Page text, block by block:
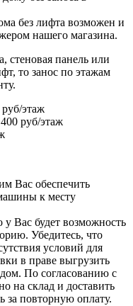
без лифта возможен и
нашего магазина.
стеновая панель или
то занос по этажам
этаж
руб/этаж
Вас обеспечить
к месту
у Вас будет возможность
Убедитесь, что
условий для
в праве выгрузить
дом. По согласованию с
на склад и доставить
за повторную оплату.